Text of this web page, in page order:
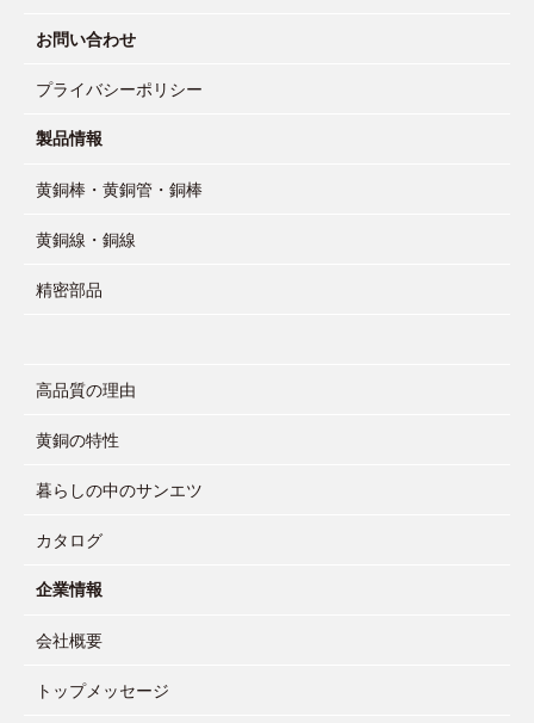
お問い合わせ
プライバシーポリシー
製品情報
黄銅棒・黄銅管・銅棒
黄銅線・銅線
精密部品
高品質の理由
黄銅の特性
暮らしの中のサンエツ
カタログ
企業情報
会社概要
トップメッセージ